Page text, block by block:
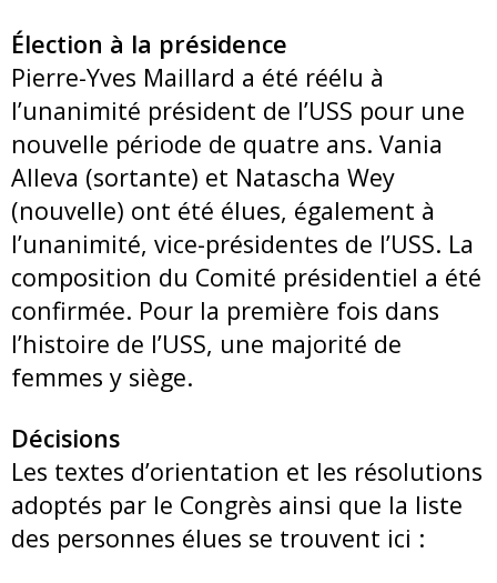
Élection à la présidence
Pierre-Yves Maillard a été réélu à
l’unanimité président de l’USS pour une
nouvelle période de quatre ans. Vania
Alleva (sortante) et Natascha Wey
(nouvelle) ont été élues, également à
l’unanimité, vice-présidentes de l’USS. La
composition du Comité présidentiel a été
confirmée. Pour la première fois dans
l’histoire de l’USS, une majorité de
femmes y siège.
Décisions
Les textes d’orientation et les résolutions
adoptés par le Congrès ainsi que la liste
des personnes élues se trouvent ici :